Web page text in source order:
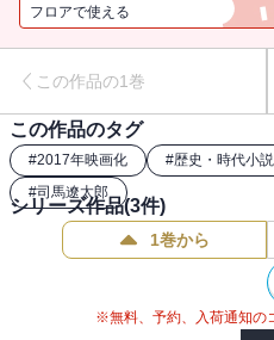
フロアで使える
この作品の1巻
この作品のタグ
#2017年映画化 #歴史・時代小説
#司馬遼太郎
シリーズ作品(3件)
1巻から
※無料、予約、入荷通知の